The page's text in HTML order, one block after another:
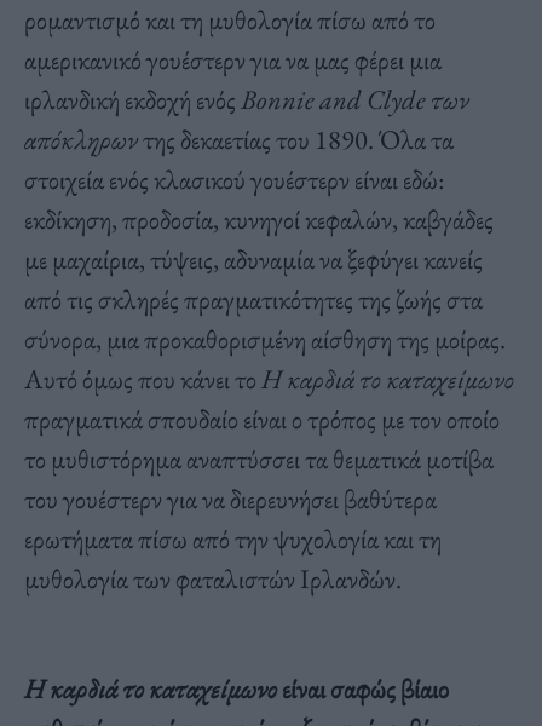
ρομαντισμό και τη μυθολογία πίσω από το
αμερικανικό γουέστερν για να μας φέρει μια
ιρλανδική εκδοχή ενόςBonnieand Clydeτων
απόκληρωντης δεκαετίας του 1890. Όλα τα
στοιχεία ενός κλασικού γουέστερν είναι εδώ:
εκδίκηση, προδοσία, κυνηγοί κεφαλών, καβγάδες
με μαχαίρια, τύψεις, αδυναμία να ξεφύγει κανείς
από τις σκληρές πραγματικότητες της ζωής στα
σύνορα, μια προκαθορισμένη αίσθηση της μοίρας.
Αυτό όμως που κάνει τοΗ καρδιά το καταχείμωνο
πραγματικά σπουδαίο είναι ο τρόπος με τον οποίο
το μυθιστόρημα αναπτύσσει τα θεματικά μοτίβα
του γουέστερν για να διερευνήσει βαθύτερα
ερωτήματα πίσω από την ψυχολογία και τη
μυθολογία των φαταλιστών Ιρλανδών.
Η καρδιά το καταχείμωνοείναι σαφώς βίαιο